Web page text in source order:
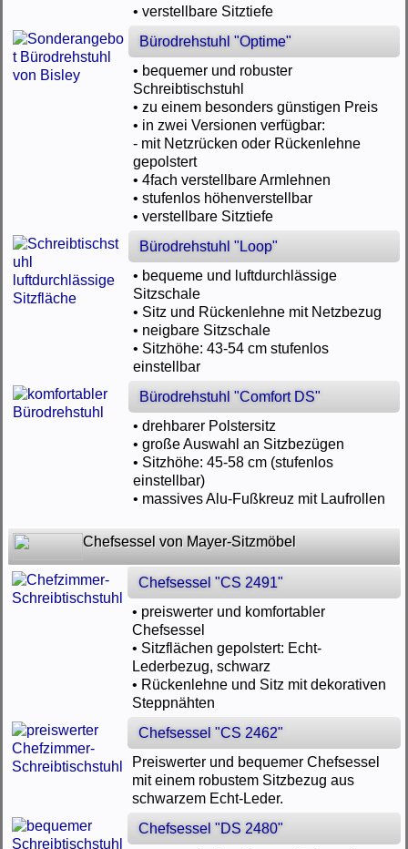
• verstellbare Sitztiefe
Bürodrehstuhl "Optime"
• bequemer und robuster
Schreibtischstuhl
• zu einem besonders günstigen Preis
• in zwei Versionen verfügbar:
- mit Netzrücken oder Rückenlehne
gepolstert
• 4fach verstellbare Armlehnen
• stufenlos höhenverstellbar
• verstellbare Sitztiefe
Bürodrehstuhl "Loop"
• bequeme und luftdurchlässige
Sitzschale
• Sitz und Rückenlehne mit Netzbezug
• neigbare Sitzschale
• Sitzhöhe: 43-54 cm stufenlos
einstellbar
Bürodrehstuhl "Comfort DS"
• drehbarer Polstersitz
• große Auswahl an Sitzbezügen
• Sitzhöhe: 45-58 cm (stufenlos
einstellbar)
• massives Alu-Fußkreuz mit Laufrollen
Chefsessel von Mayer-Sitzmöbel
Chefsessel "CS 2491"
• preiswerter und komfortabler
Chefsessel
• Sitzflächen gepolstert: Echt-
Lederbezug, schwarz
• Rückenlehne und Sitz mit dekorativen
Steppnähten
Chefsessel "CS 2462"
Preiswerter und bequemer Chefsessel
mit einem robustem Sitzbezug aus
schwarzem Echt-Leder.
Chefsessel "DS 2480"